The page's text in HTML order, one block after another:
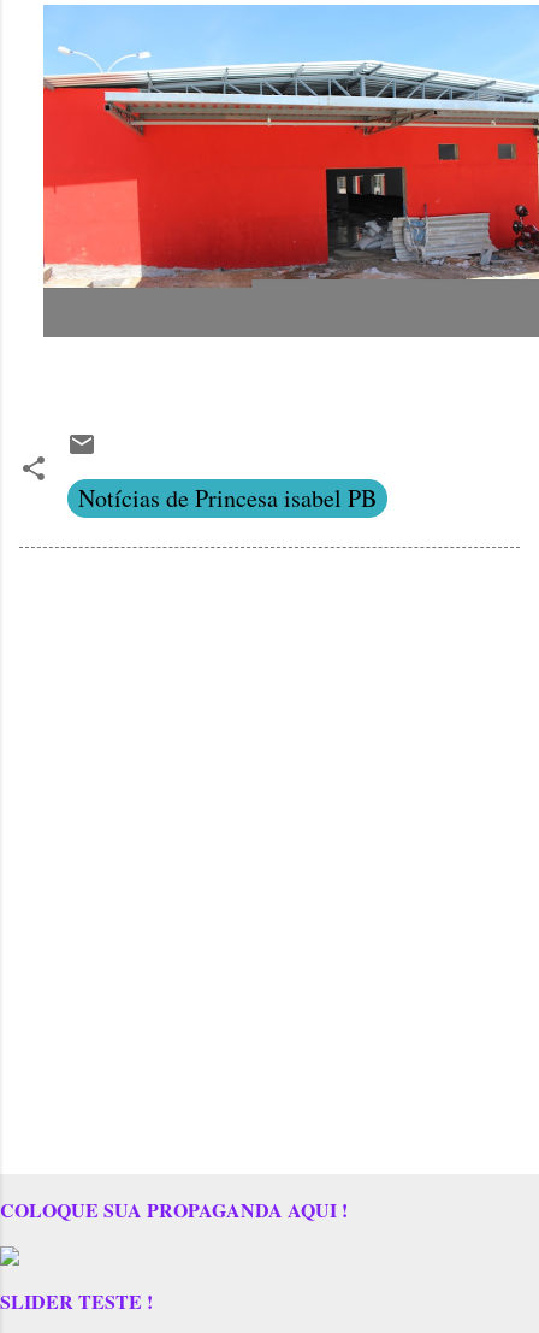
Notícias de Princesa isabel PB
COLOQUE SUA PROPAGANDA AQUI !
SLIDER TESTE !